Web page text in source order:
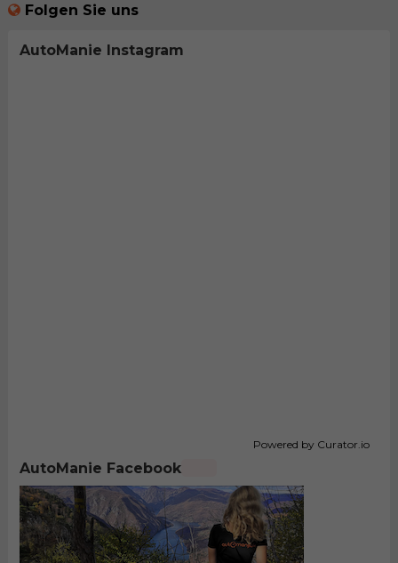
Folgen Sie uns
AutoManie Instagram
Powered by Curator.io
AutoManie Facebook